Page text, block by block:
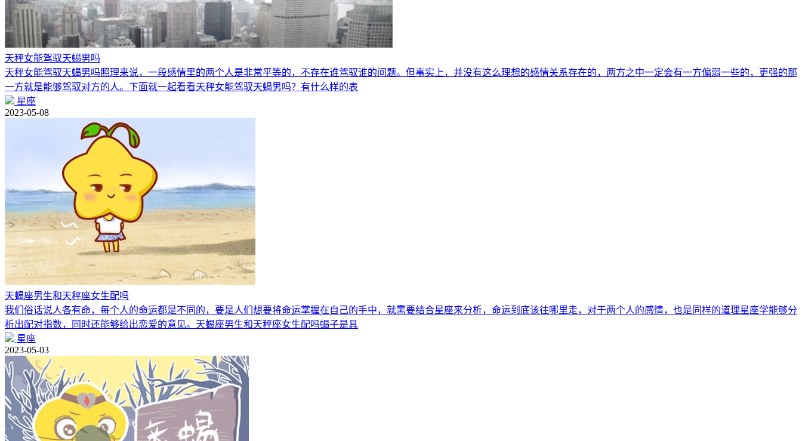
天秤女能驾驭天蝎男吗
天秤女能驾驭天蝎男吗照理来说，一段感情里的两个人是非常平等的，不存在谁驾驭谁的问题。但事实上，并没有这么理想的感情关系存在的，两方之中一定会有一方偏弱一些的，更强的那
一方就是能够驾驭对方的人。下面就一起看看天秤女能驾驭天蝎男吗？有什么样的表
星座
2023-05-08
天蝎座男生和天秤座女生配吗
我们俗话说人各有命，每个人的命运都是不同的，要是人们想要将命运掌握在自己的手中，就需要结合星座来分析，命运到底该往哪里走，对于两个人的感情，也是同样的道理星座学能够分
析出配对指数，同时还能够给出恋爱的意见。天蝎座男生和天秤座女生配吗蝎子是具
星座
2023-05-03